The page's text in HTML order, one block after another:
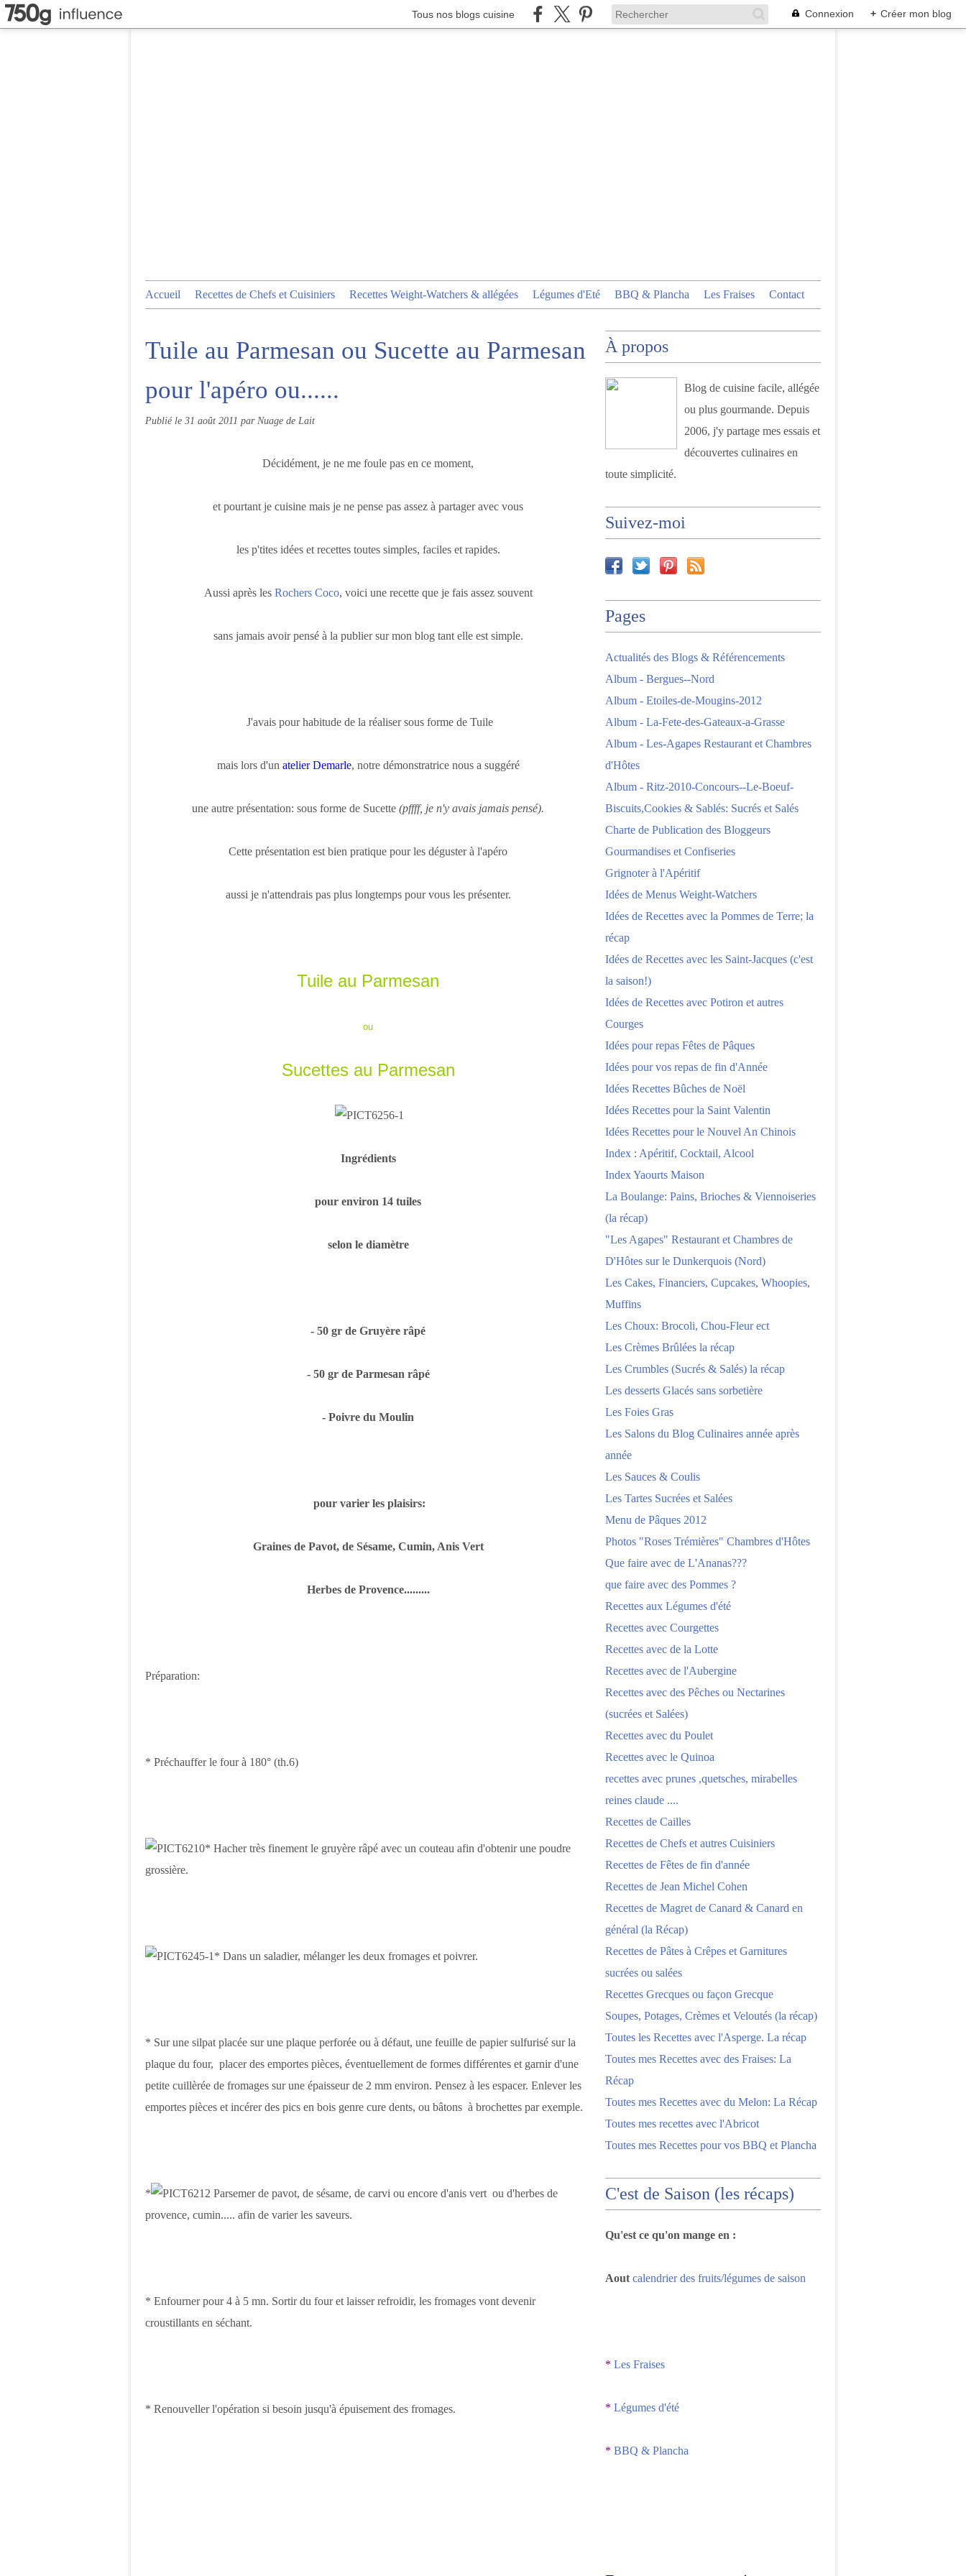
Tous nos blogs cuisine Connexion + Créer mon blog
Accueil Recettes de Chefs et Cuisiniers Recettes Weight-Watchers & allégées Légumes d'Eté BBQ & Plancha Les Fraises Contact
Tuile au Parmesan ou Sucette au Parmesan
pour l'apéro ou......
Publié le 31 août 2011 par Nuage de Lait
Décidément, je ne me foule pas en ce moment,
et pourtant je cuisine mais je ne pense pas assez à partager avec vous
les p'tites idées et recettes toutes simples, faciles et rapides.
Aussi après les Rochers Coco, voici une recette que je fais assez souvent
sans jamais avoir pensé à la publier sur mon blog tant elle est simple.
J'avais pour habitude de la réaliser sous forme de Tuile
mais lors d'un atelier Demarle, notre démonstratrice nous a suggéré
une autre présentation: sous forme de Sucette (pffff, je n'y avais jamais pensé).
Cette présentation est bien pratique pour les déguster à l'apéro
aussi je n'attendrais pas plus longtemps pour vous les présenter.
Tuile au Parmesan
ou
Sucettes au Parmesan
Ingrédients
pour environ 14 tuiles
selon le diamètre
- 50 gr de Gruyère râpé
- 50 gr de Parmesan râpé
- Poivre du Moulin
pour varier les plaisirs:
Graines de Pavot, de Sésame, Cumin, Anis Vert
Herbes de Provence.........
Préparation:
* Préchauffer le four à 180° (th.6)
* Hacher très finement le gruyère râpé avec un couteau afin d'obtenir une poudre
grossière.
* Dans un saladier, mélanger les deux fromages et poivrer.
* Sur une silpat placée sur une plaque perforée ou à défaut, une feuille de papier sulfurisé sur la
plaque du four, placer des emportes pièces, éventuellement de formes différentes et garnir d'une
petite cuillèrée de fromages sur une épaisseur de 2 mm environ. Pensez à les espacer. Enlever les
emportes pièces et incérer des pics en bois genre cure dents, ou bâtons à brochettes par exemple.
*
Parsemer de pavot, de sésame, de carvi ou encore d'anis vert ou d'herbes de
provence, cumin..... afin de varier les saveurs.
* Enfourner pour 4 à 5 mn. Sortir du four et laisser refroidir, les fromages vont devenir
croustillants en séchant.
* Renouveller l'opération si besoin jusqu'à épuisement des fromages.
À propos
Blog de cuisine facile, allégée
ou plus gourmande. Depuis
2006, j'y partage mes essais et
découvertes culinaires en
toute simplicité.
Suivez-moi
Pages
Actualités des Blogs & Référencements
Album - Bergues--Nord
Album - Etoiles-de-Mougins-2012
Album - La-Fete-des-Gateaux-a-Grasse
Album - Les-Agapes Restaurant et Chambres
d'Hôtes
Album - Ritz-2010-Concours--Le-Boeuf-
Biscuits,Cookies & Sablés: Sucrés et Salés
Charte de Publication des Bloggeurs
Gourmandises et Confiseries
Grignoter à l'Apéritif
Idées de Menus Weight-Watchers
Idées de Recettes avec la Pommes de Terre; la
récap
Idées de Recettes avec les Saint-Jacques (c'est
la saison!)
Idées de Recettes avec Potiron et autres
Courges
Idées pour repas Fêtes de Pâques
Idées pour vos repas de fin d'Année
Idées Recettes Bûches de Noël
Idées Recettes pour la Saint Valentin
Idées Recettes pour le Nouvel An Chinois
Index : Apéritif, Cocktail, Alcool
Index Yaourts Maison
La Boulange: Pains, Brioches & Viennoiseries
(la récap)
"Les Agapes" Restaurant et Chambres de
D'Hôtes sur le Dunkerquois (Nord)
Les Cakes, Financiers, Cupcakes, Whoopies,
Muffins
Les Choux: Brocoli, Chou-Fleur ect
Les Crèmes Brûlées la récap
Les Crumbles (Sucrés & Salés) la récap
Les desserts Glacés sans sorbetière
Les Foies Gras
Les Salons du Blog Culinaires année après
année
Les Sauces & Coulis
Les Tartes Sucrées et Salées
Menu de Pâques 2012
Photos "Roses Trémières" Chambres d'Hôtes
Que faire avec de L'Ananas???
que faire avec des Pommes ?
Recettes aux Légumes d'été
Recettes avec Courgettes
Recettes avec de la Lotte
Recettes avec de l'Aubergine
Recettes avec des Pêches ou Nectarines
(sucrées et Salées)
Recettes avec du Poulet
Recettes avec le Quinoa
recettes avec prunes ,quetsches, mirabelles
reines claude ....
Recettes de Cailles
Recettes de Chefs et autres Cuisiniers
Recettes de Fêtes de fin d'année
Recettes de Jean Michel Cohen
Recettes de Magret de Canard & Canard en
général (la Récap)
Recettes de Pâtes à Crêpes et Garnitures
sucrées ou salées
Recettes Grecques ou façon Grecque
Soupes, Potages, Crèmes et Veloutés (la récap)
Toutes les Recettes avec l'Asperge. La récap
Toutes mes Recettes avec des Fraises: La
Récap
Toutes mes Recettes avec du Melon: La Récap
Toutes mes recettes avec l'Abricot
Toutes mes Recettes pour vos BBQ et Plancha
C'est de Saison (les récaps)
Qu'est ce qu'on mange en :
Aout calendrier des fruits/légumes de saison
* Les Fraises
* Légumes d'été
* BBQ & Plancha